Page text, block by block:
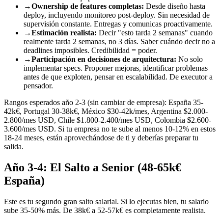
→Ownership de features completas: Desde diseño hasta
deploy, incluyendo monitoreo post-deploy. Sin necesidad de
supervisión constante. Entregas y comunicas proactivamente.
→Estimación realista: Decir "esto tarda 2 semanas" cuando
realmente tarda 2 semanas, no 3 días. Saber cuándo decir no a
deadlines imposibles. Credibilidad = poder.
→Participación en decisiones de arquitectura: No solo
implementar specs. Proponer mejoras, identificar problemas
antes de que exploten, pensar en escalabilidad. De executor a
pensador.
Rangos esperados año 2-3 (sin cambiar de empresa): España 35-
42k€, Portugal 30-38k€, México $30-42k/mes, Argentina $2.000-
2.800/mes USD, Chile $1.800-2.400/mes USD, Colombia $2.600-
3.600/mes USD. Si tu empresa no te sube al menos 10-12% en estos
18-24 meses, están aprovechándose de ti y deberías preparar tu
salida.
Año 3-4: El Salto a Senior (48-65k€
España)
Este es tu segundo gran salto salarial. Si lo ejecutas bien, tu salario
sube 35-50% más. De 38k€ a 52-57k€ es completamente realista.